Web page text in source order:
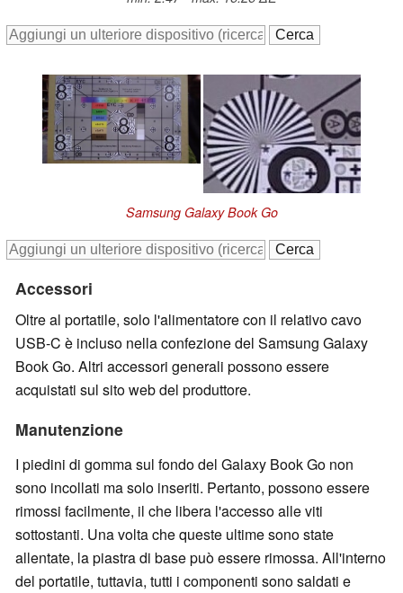
Samsung Galaxy Book Go
Accessori
Oltre al portatile, solo l'alimentatore con il relativo cavo
USB-C è incluso nella confezione del Samsung Galaxy
Book Go. Altri accessori generali possono essere
acquistati sul sito web del produttore.
Manutenzione
I piedini di gomma sul fondo del Galaxy Book Go non
sono incollati ma solo inseriti. Pertanto, possono essere
rimossi facilmente, il che libera l'accesso alle viti
sottostanti. Una volta che queste ultime sono state
allentate, la piastra di base può essere rimossa. All'interno
del portatile, tuttavia, tutti i componenti sono saldati e